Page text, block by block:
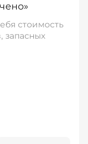
стоимость
запасных